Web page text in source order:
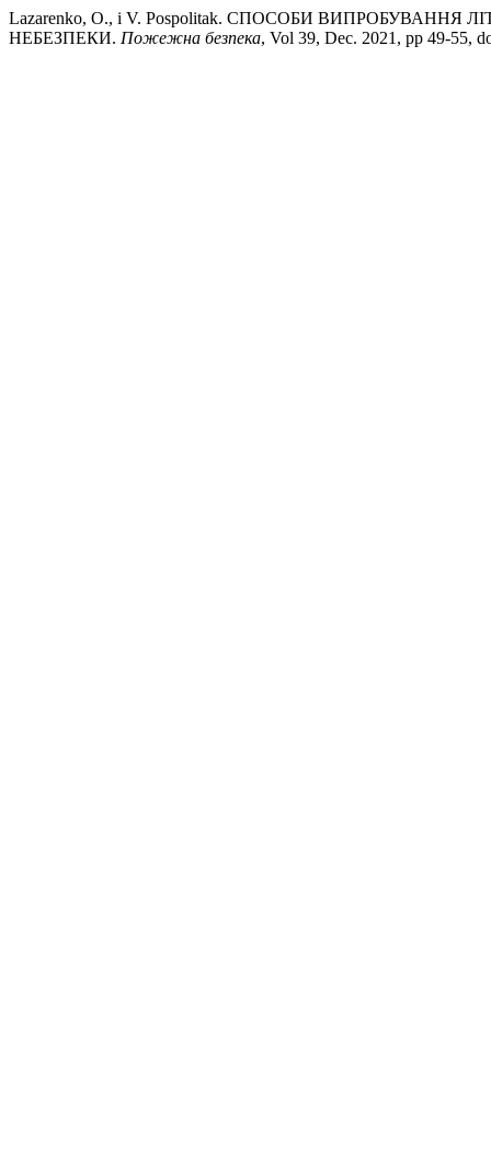
Lazarenko, O., і V. Pospolitak. СПОСОБИ
НЕБЕЗПЕКИ. Пожежна безпека, Vol 39, Dec. 2021, pp 49-55,